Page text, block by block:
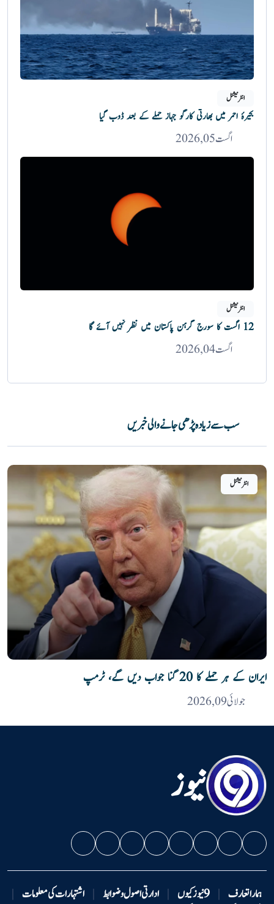
انٹرنیشنل
بحیرۂ احمر میں بھارتی کارگو جہاز حملے کے بعد ڈوب گیا
اگست 05, 2026
انٹرنیشنل
12 اگست کا سورج گرہن پاکستان میں نظر نہیں آئے گا
اگست 04, 2026
سب سے زیادہ پڑھی جانے والی خبریں
انٹرنیشنل
ایران کے ہر حملے کا 20 گنا جواب دیں گے، ٹرمپ
جولائی 09, 2026
نیوز
ہمارا تعارف | 9 نیوزکیوں | ادارتی اصول و ضوابط | اشتہارات کی معلومات |